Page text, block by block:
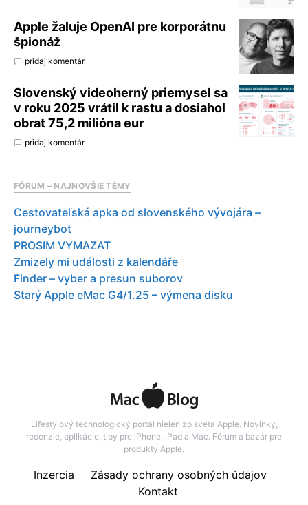
Apple žaluje OpenAI pre korporátnu
špionáž
pridaj komentár
Slovenský videoherný priemysel sa
v roku 2025 vrátil k rastu a dosiahol
obrat 75,2 milióna eur
pridaj komentár
FÓRUM – NAJNOVŠIE TÉMY
Cestovateľská apka od slovenského vývojára –
journeybot
PROSIM VYMAZAT
Zmizely mi události z kalendáře
Finder – vyber a presun suborov
Starý Apple eMac G4/1.25 – výmena disku
Lifestylový technologický portál nielen zo sveta Apple. Novinky,
recenzie, aplikácie, tipy pre iPhone, iPad a Mac. Fórum a bazár pre
produkty Apple.
Inzercia
Zásady ochrany osobných údajov
Kontakt